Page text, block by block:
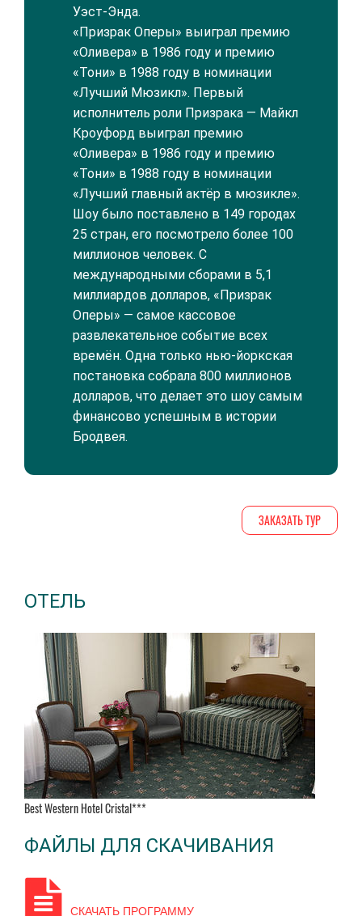
Уэст-Энда.
«Призрак Оперы» выиграл премию
«Оливера» в 1986 году и премию
«Тони» в 1988 году в номинации
«Лучший Мюзикл». Первый
исполнитель роли Призрака — Майкл
Кроуфорд выиграл премию
«Оливера» в 1986 году и премию
«Тони» в 1988 году в номинации
«Лучший главный актёр в мюзикле».
Шоу было поставлено в 149 городах
25 стран, его посмотрело более 100
миллионов человек. С
международными сборами в 5,1
миллиардов долларов, «Призрак
Оперы» — самое кассовое
развлекательное событие всех
времён. Одна только нью-йоркская
постановка собрала 800 миллионов
долларов, что делает это шоу самым
финансово успешным в истории
Бродвея.
ЗАКАЗАТЬ ТУР
ОТЕЛЬ
Best Western Hotel Cristal***
ФАЙЛЫ ДЛЯ СКАЧИВАНИЯ
СКАЧАТЬ ПРОГРАММУ